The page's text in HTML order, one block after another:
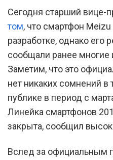
Первые
MX7
экран и
Сегодня старший вице-
том, что смартфон
разработке, однако его
сообщали ранее многие
Заметим, что это
нет никаких сомнений в
публике в период с
Линейка смартфонов
закрыта, сообщил
Вслед за официальным